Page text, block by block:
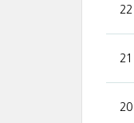
22
21
20